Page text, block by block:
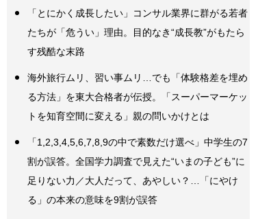
「とにかく成長したい」コンサル業界に群がる若者
たちが「危うい」理由。目的なき“成長教”がもたら
す残酷な末路
海外旅行ムリ、習い事ムリ…でも「体験格差を埋め
る方法」を東大合格者が伝授。「スーパーマーケッ
トを知育空間に変える」親の問いかけとは
「1,2,3,4,5,6,7,8,9の中で素数だけ選べ」中学生の7
割が誤答。全国学力調査で見えた“いまの子ども”に
足りない力／大人だって、あやしい？…「にやけ
る」の本来の意味を9割が誤答